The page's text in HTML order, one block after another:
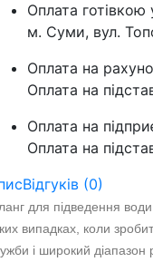
Оплата готівкою
м. Суми, вул.
Оплата на
Оплата на
Оплата на
Оплата на
Відгуків (0)
для підведення води
випадках, коли
і широкий діапазон